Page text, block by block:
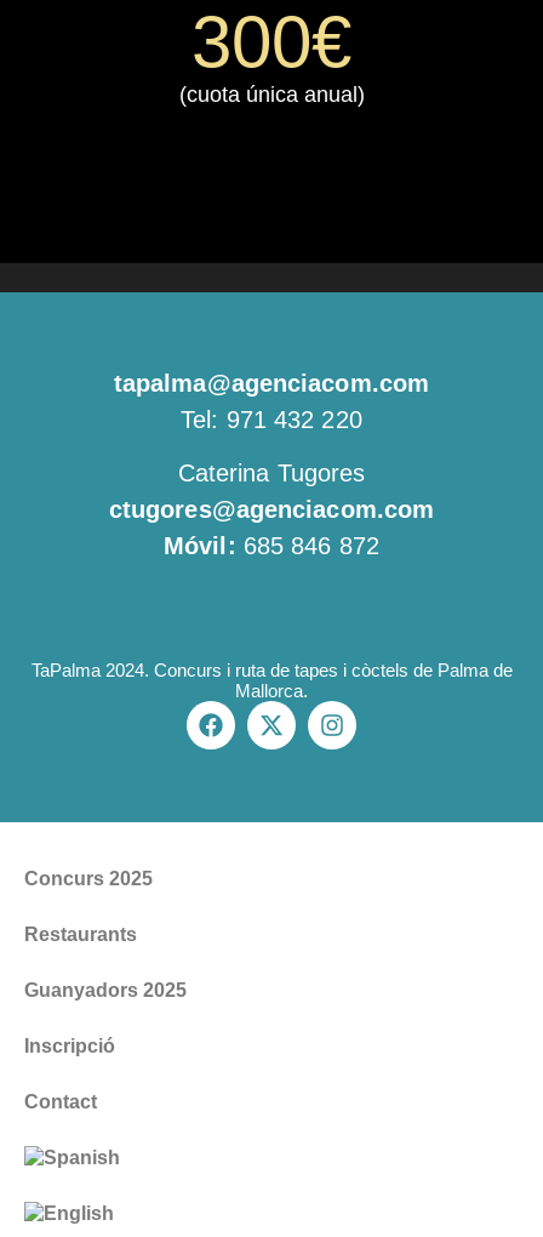
300€
(cuota única anual)
TaPalma 2024. Concurs i ruta de tapes i còctels de Palma de
Mallorca.​
tapalma@agenciacom.com
Tel: 971 432 220
Caterina Tugores
ctugores@agenciacom.com
Móvil: 685 846 872
Concurs 2025
Restaurants
Guanyadors 2025
Inscripció
Contact